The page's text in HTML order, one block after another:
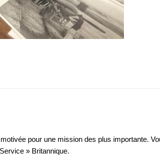
pour une mission des plus importante.
» Britannique.